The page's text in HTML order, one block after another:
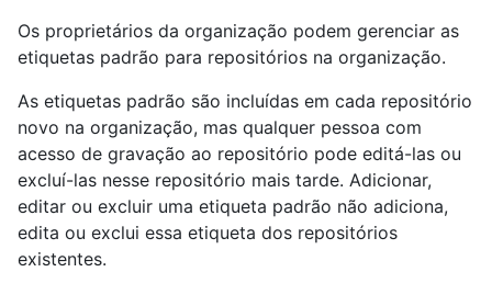
Os proprietários da organização podem gerenciar as
etiquetas padrão para repositórios na organização.
As etiquetas padrão são incluídas em cada repositório
novo na organização, mas qualquer pessoa com
acesso de gravação ao repositório pode editá-las ou
excluí-las nesse repositório mais tarde. Adicionar,
editar ou excluir uma etiqueta padrão não adiciona,
edita ou exclui essa etiqueta dos repositórios
existentes.